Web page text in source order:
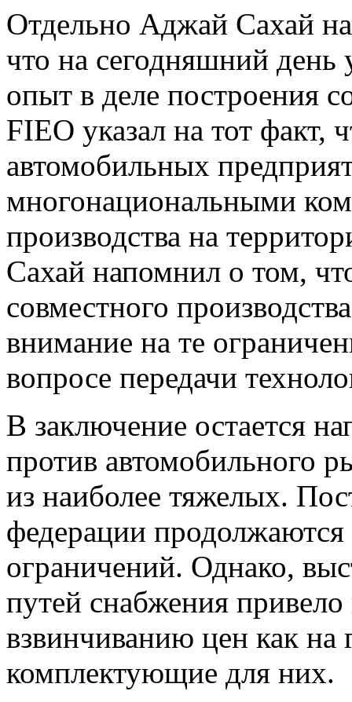
Отдельно Аджай Сахай
что на сегодняшний
опыт в деле построения
FIEO указал на тот факт,
автомобильных
многонациональными
производства на
Сахай напомнил о том,
совместного
внимание на те
вопросе передачи
В заключение остается
против автомобильного
из наиболее тяжелых.
федерации продолжаются
ограничений. Однако,
путей снабжения
взвинчиванию цен как на
комплектующие для них.